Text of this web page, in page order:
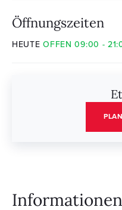
Öffnungszeiten
HEUTEOFFEN 09:00 -